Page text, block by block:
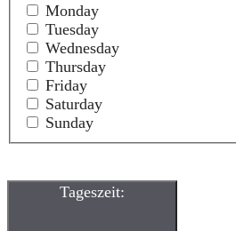
Monday
Tuesday
Wednesday
Thursday
Friday
Saturday
Sunday
Tageszeit: